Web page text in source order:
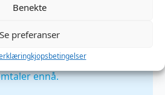
Benekte
Se preferanser
kjopsbetingelser
ennå.